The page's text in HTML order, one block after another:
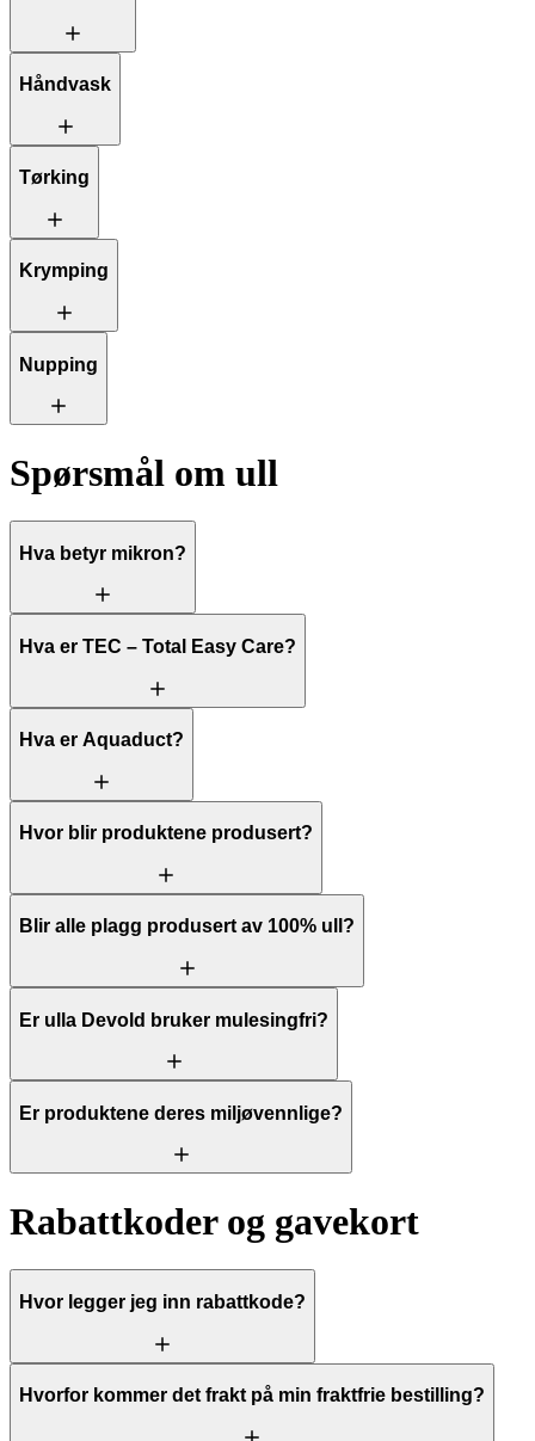
Håndvask
Tørking
Krymping
Nupping
Spørsmål om ull
Hva betyr mikron?
Hva er TEC – Total Easy Care?
Hva er Aquaduct?
Hvor blir produktene produsert?
Blir alle plagg produsert av 100% ull?
Er ulla Devold bruker mulesingfri?
Er produktene deres miljøvennlige?
Rabattkoder og gavekort
Hvor legger jeg inn rabattkode?
Hvorfor kommer det frakt på min fraktfrie bestilling?